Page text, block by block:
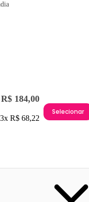
R$ 184,00
3x R$ 68,22
Selecionar